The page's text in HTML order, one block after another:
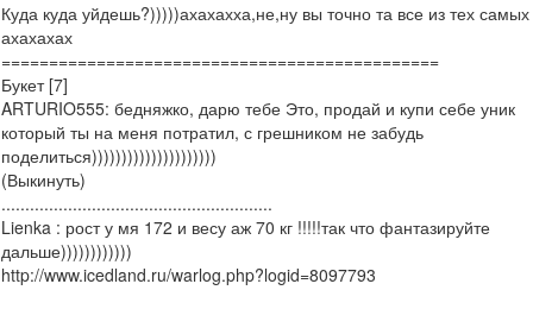
Куда куда уйдешь?)))))ахахахха,не,ну вы точно та все из тех самых
ахахахах
==============================================
Букет [7]
ARTURIO555: бедняжко, дарю тебе Это, продай и купи себе уник
который ты на меня потратил, с грешником не забудь
поделиться)))))))))))))))))))))
(Выкинуть)
.........................................................
Lienka : рост у мя 172 и весу аж 70 кг !!!!!так что фантазируйте
дальше))))))))))))
http://www.icedland.ru/warlog.php?logid=8097793